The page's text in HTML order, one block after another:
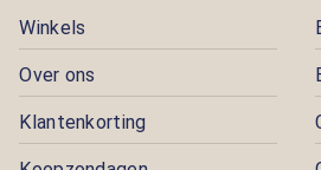
Winkels
Over ons
Klantenkorting